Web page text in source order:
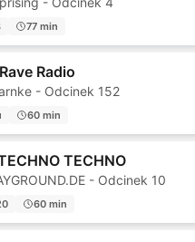
77 min
Radio
- Odcinek 152
60 min
TECHNO
- Odcinek 10
60 min